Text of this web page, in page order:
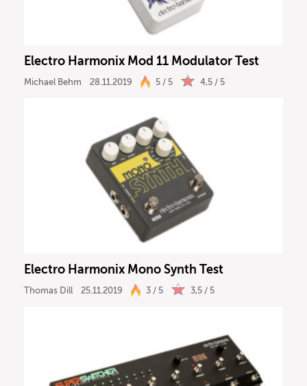
Electro Harmonix Mod 11 Modulator Test
Michael Behm 28.11.2019 5 / 5 4,5 / 5
Electro Harmonix Mono Synth Test
Thomas Dill 25.11.2019 3 / 5 3,5 / 5